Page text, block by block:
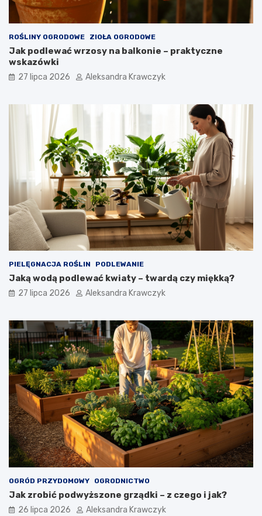
ROŚLINY OGRODOWE ZIOŁA OGRODOWE
Jak podlewać wrzosy na balkonie – praktyczne
wskazówki
27 lipca 2026 Aleksandra Krawczyk
PIELĘGNACJA ROŚLIN PODLEWANIE
Jaką wodą podlewać kwiaty – twardą czy miękką?
27 lipca 2026 Aleksandra Krawczyk
OGRÓD PRZYDOMOWY OGRODNICTWO
Jak zrobić podwyższone grządki – z czego i jak?
26 lipca 2026 Aleksandra Krawczyk